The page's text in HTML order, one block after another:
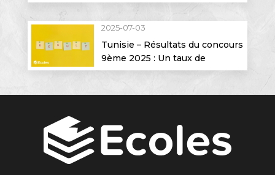
principale
2025-07-03
Tunisie – Résultats du concours
9ème 2025 : Un taux de
réussite de 63,07 %